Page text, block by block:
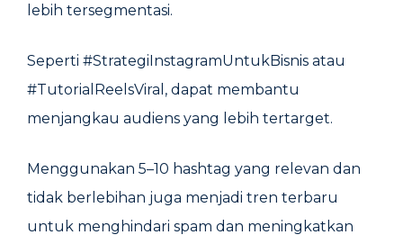
lebih tersegmentasi.
Seperti #StrategiInstagramUntukBisnis atau
#TutorialReelsViral, dapat membantu
menjangkau audiens yang lebih tertarget.
Menggunakan 5–10 hashtag yang relevan dan
tidak berlebihan juga menjadi tren terbaru
untuk menghindari spam dan meningkatkan